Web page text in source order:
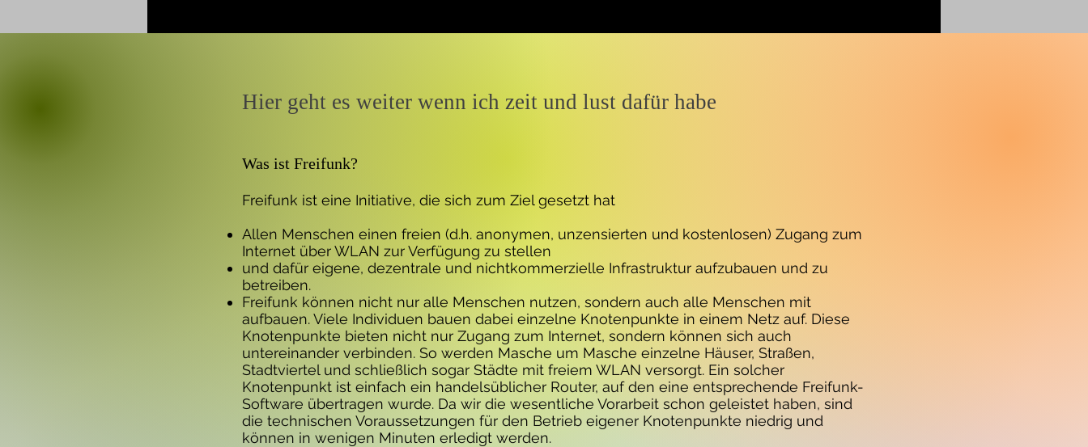
Hier geht es weiter wenn ich zeit und lust dafür habe
Was ist Freifunk?
Freifunk ist eine Initiative, die sich zum Ziel gesetzt hat
Allen Menschen einen freien (d.h. anonymen, unzensierten und kostenlosen) Zugang zum
Internet über WLAN zur Verfügung zu stellen
und dafür eigene, dezentrale und nichtkommerzielle Infrastruktur aufzubauen und zu
betreiben.
Freifunk können nicht nur alle Menschen nutzen, sondern auch alle Menschen mit
aufbauen. Viele Individuen bauen dabei einzelne Knotenpunkte in einem Netz auf. Diese
Knotenpunkte bieten nicht nur Zugang zum Internet, sondern können sich auch
untereinander verbinden. So werden Masche um Masche einzelne Häuser, Straßen,
Stadtviertel und schließlich sogar Städte mit freiem WLAN versorgt. Ein solcher
Knotenpunkt ist einfach ein handelsüblicher Router, auf den eine entsprechende Freifunk-
Software übertragen wurde. Da wir die wesentliche Vorarbeit schon geleistet haben, sind
die technischen Voraussetzungen für den Betrieb eigener Knotenpunkte niedrig und
können in wenigen Minuten erledigt werden.